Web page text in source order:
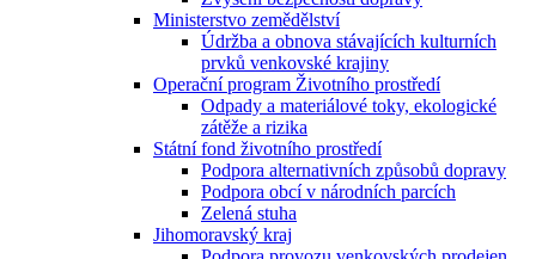
Ministerstvo zemědělství
Údržba a obnova stávajících kulturních
prvků venkovské krajiny
Operační program Životního prostředí
Odpady a materiálové toky, ekologické
zátěže a rizika
Státní fond životního prostředí
Podpora alternativních způsobů dopravy
Podpora obcí v národních parcích
Zelená stuha
Jihomoravský kraj